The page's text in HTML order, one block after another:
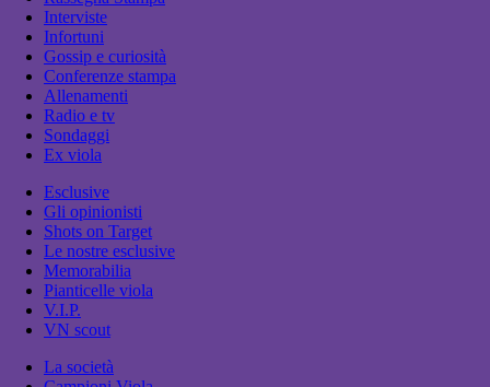
Interviste
Infortuni
Gossip e curiosità
Conferenze stampa
Allenamenti
Radio e tv
Sondaggi
Ex viola
Esclusive
Gli opinionisti
Shots on Target
Le nostre esclusive
Memorabilia
Pianticelle viola
V.I.P.
VN scout
La società